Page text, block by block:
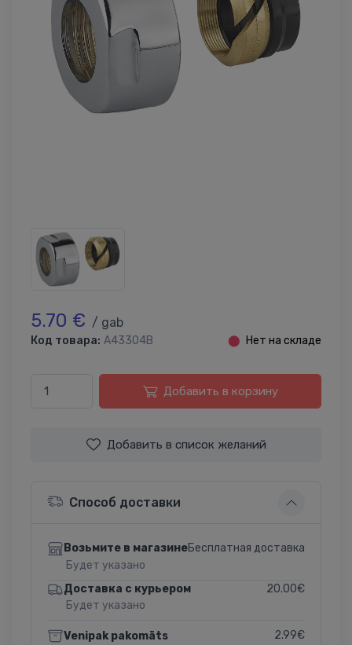
5.70 € / gab
Код товара: A43304B ⬤ Нет на складе
Добавить в корзину
Добавить в список желаний
Способ доставки
Возьмите в магазине
Будет указано
Бесплатная доставка
Доставка с курьером
Будет указано
20.00€
Venipak pakomāts
2.99€